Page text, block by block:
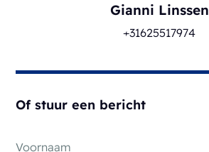
Gianni Linssen
+31625517974
Of stuur een bericht